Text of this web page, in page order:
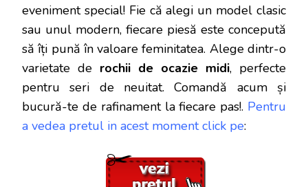
eveniment special! Fie că alegi un model clasic
sau unul modern, fiecare piesă este concepută
să îți pună în valoare feminitatea. Alege dintr-o
varietate de rochii de ocazie midi, perfecte
pentru seri de neuitat. Comandă acum și
bucură-te de rafinament la fiecare pas!. Pentru
a vedea pretul in acest moment click pe: